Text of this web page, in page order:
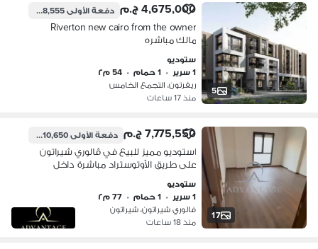
5
4,675,000 ج.م دفعة الأولى1,118,555 ج.م
Riverton new cairo from the owner
مالك مباشره
ستوديو
1 سرير
• 1 حمام • 54 م٢
ريفرتون، التجمع الخامس
منذ 17 ساعات
17
7,775,550 ج.م دفعة الأولى3,610,650 ج.م
استوديو مميز للبيع في ڤالوري شيراتون
على طريق الأوتوستراد مباشرة داخل
Lobby • Bedroom • Kitchen • Bathroom
• Terrace المميزات: تشطيب ألترا سوبر
لوكس بالتكييفات خشب مطبخ
ستوديو
1 سرير
• 1 حمام • 77 م٢
فالوري شيراتون، شيراتون
منذ 18 ساعات